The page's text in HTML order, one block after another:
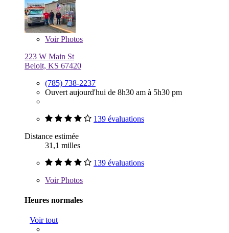
VoirPhotos
223 W Main St
Beloit, KS 67420
(785) 738-2237
Ouvert aujourd'hui de 8h30 am à 5h30 pm
139 évaluations
Distance estimée
31,1 milles
139 évaluations
VoirPhotos
Heures normales
Voir tout